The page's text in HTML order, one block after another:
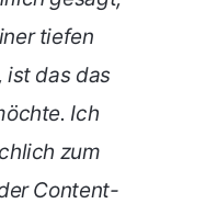
tiefen
ist das das
Ich
zum
Content-